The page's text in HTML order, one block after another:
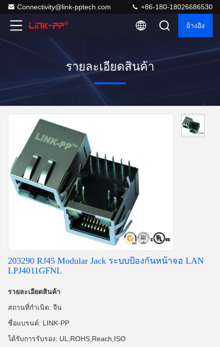
Connectivity@link-pptech.com +86-180-18026686530
อ้างอิง
รายละเอียดสินค้า
203290 RJ45 Modular Jack ระบบป้องกันหน้าจอ LAN
LPJ4011GFNL
รายละเอียดสินค้า
สถานที่กำเนิด: จีน
ชื่อแบรนด์: LINK-PP
ได้รับการรับรอง: UL,ROHS,Reach,ISO